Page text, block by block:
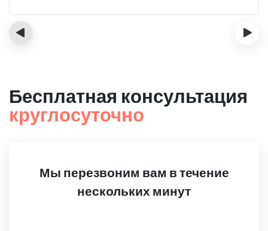
‹ ›
Бесплатная консультация
круглосуточно
Мы перезвоним вам в течение
нескольких минут